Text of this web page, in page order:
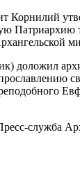
Корнилий
Патриархию
доложил
служба